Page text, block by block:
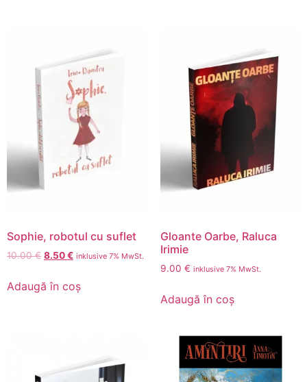
Sophie, robotul cu suflet
10.00€ 8.50€ inklusive 7% MwSt.
Adaugă în coș
Gloante Oarbe, Raluca
Irimie
9.00 € inklusive 7% MwSt.
Adaugă în coș